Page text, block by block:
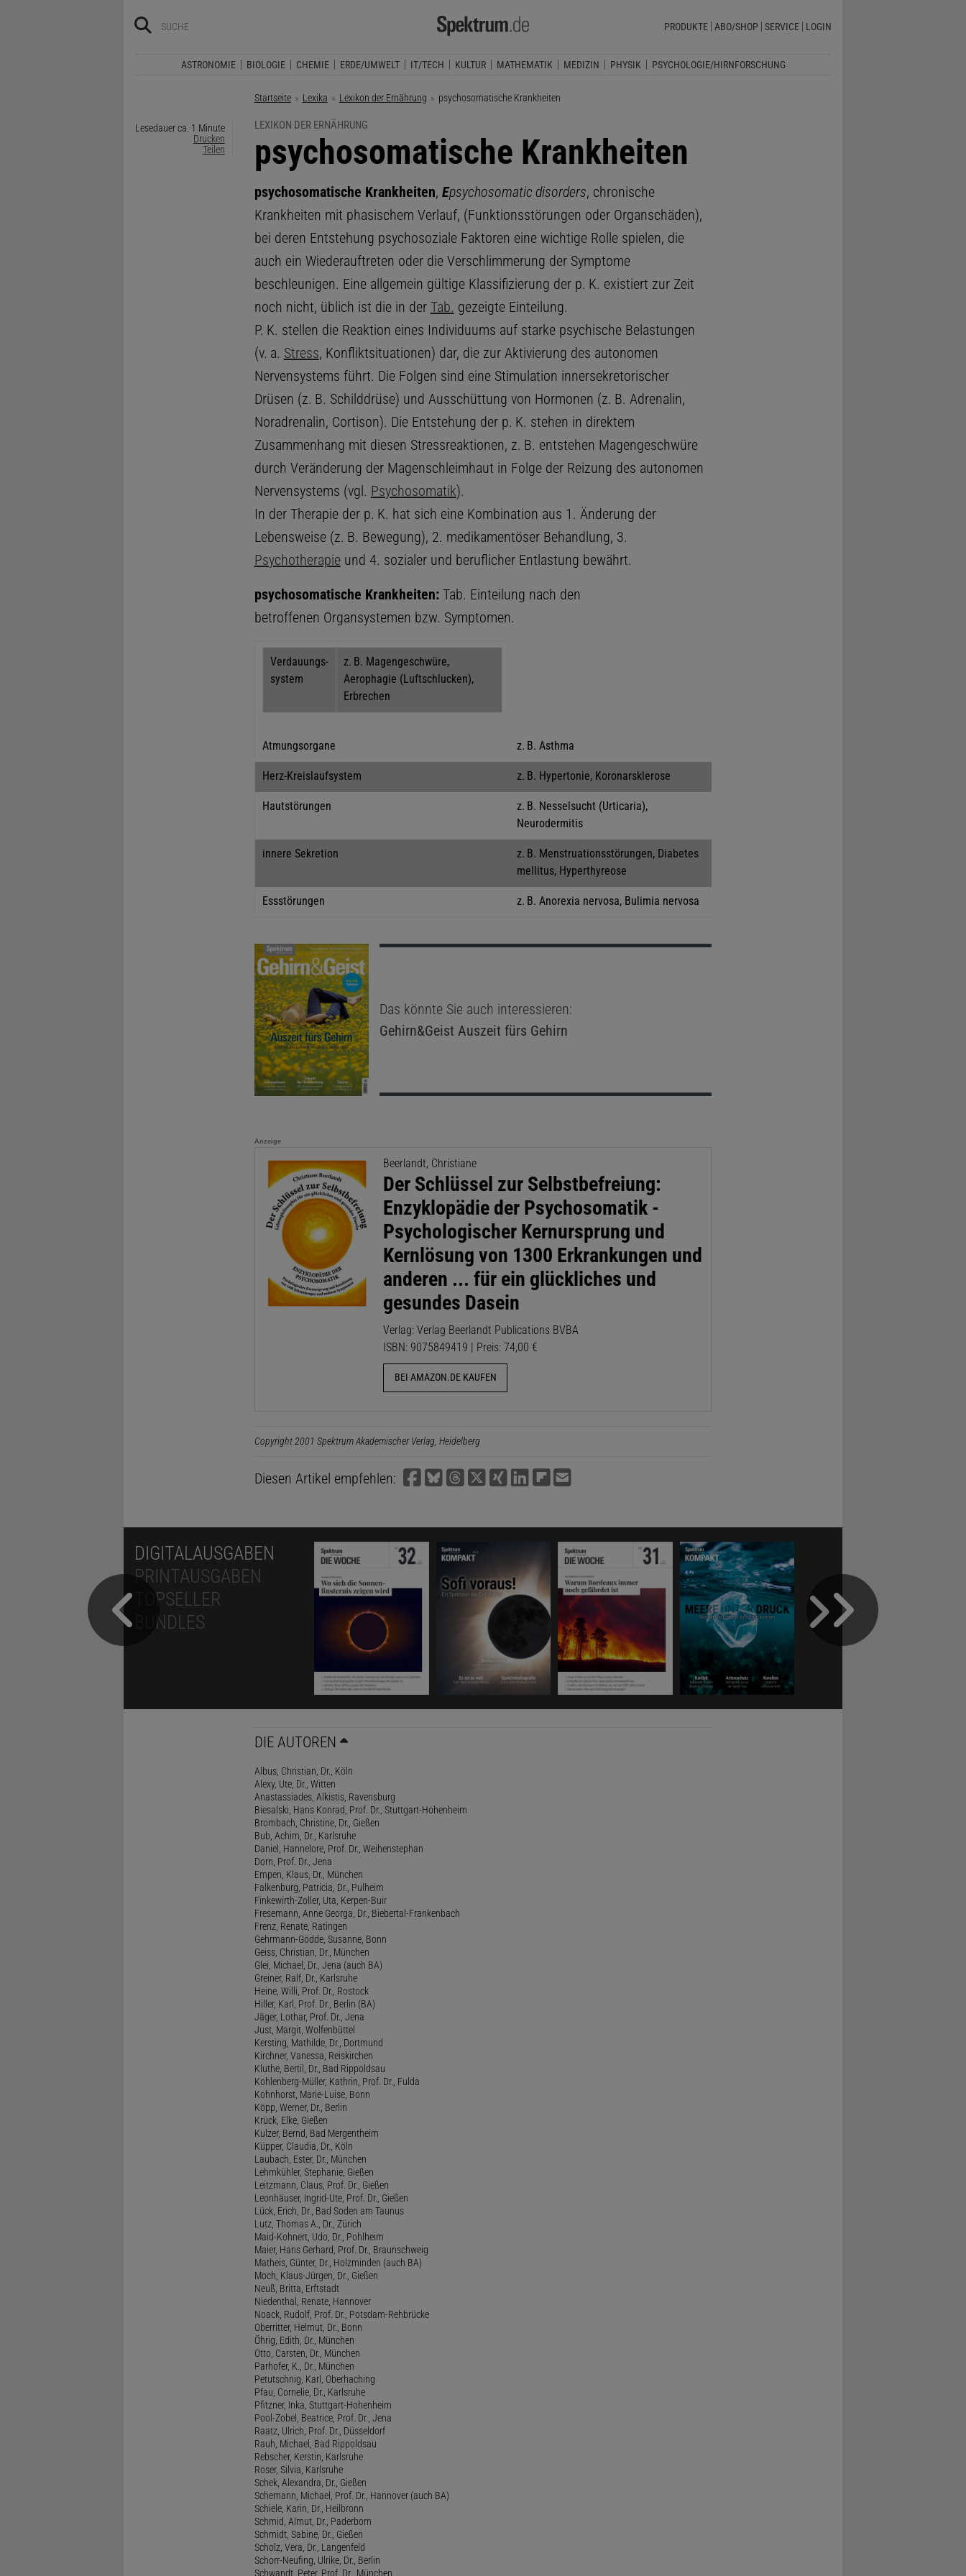
PRODUKTE ABO/SHOP SERVICE LOGIN
ASTRONOMIE BIOLOGIE CHEMIE ERDE/UMWELT IT/TECH KULTUR MATHEMATIK MEDIZIN PHYSIK PSYCHOLOGIE/HIRNFORSCHUNG
Startseite Lexika Lexikon der Ernährung Aktuelle Seite:
psychosomatische Krankheiten
Lesedauer ca. 1 Minute
Drucken
Teilen
LEXIKON DER ERNÄHRUNG
:
psychosomatische Krankheiten
psychosomatische Krankheiten, Epsychosomatic disorders, chronische
Krankheiten mit phasischem Verlauf, (Funktionsstörungen oder Organschäden),
bei deren Entstehung psychosoziale Faktoren eine wichtige Rolle spielen, die
auch ein Wiederauftreten oder die Verschlimmerung der Symptome
beschleunigen. Eine allgemein gültige Klassifizierung der p. K. existiert zur Zeit
noch nicht, üblich ist die in der Tab. gezeigte Einteilung.
P. K. stellen die Reaktion eines Individuums auf starke psychische Belastungen
(v. a. Stress, Konfliktsituationen) dar, die zur Aktivierung des autonomen
Nervensystems führt. Die Folgen sind eine Stimulation innersekretorischer
Drüsen (z. B. Schilddrüse) und Ausschüttung von Hormonen (z. B. Adrenalin,
Noradrenalin, Cortison). Die Entstehung der p. K. stehen in direktem
Zusammenhang mit diesen Stressreaktionen, z. B. entstehen Magengeschwüre
durch Veränderung der Magenschleimhaut in Folge der Reizung des autonomen
Nervensystems (vgl. Psychosomatik).
In der Therapie der p. K. hat sich eine Kombination aus 1. Änderung der
Lebensweise (z. B. Bewegung), 2. medikamentöser Behandlung, 3.
Psychotherapieund 4. sozialer und beruflicher Entlastung bewährt.
psychosomatische Krankheiten: Tab. Einteilung nach den
betroffenen Organsystemen bzw. Symptomen.
Verdauungs-
system
z. B. Magengeschwüre,
Aerophagie (Luftschlucken),
Erbrechen
Atmungsorgane z. B. Asthma
Herz-Kreislaufsystem z. B. Hypertonie, Koronarsklerose
Hautstörungen
z. B. Nesselsucht (Urticaria),
Neurodermitis
innere Sekretion
z. B. Menstruationsstörungen, Diabetes
mellitus, Hyperthyreose
Essstörungen z. B. Anorexia nervosa, Bulimia nervosa
Das könnte Sie auch interessieren:
Gehirn&Geist Auszeit fürs Gehirn
Anzeige
Beerlandt, Christiane
Der Schlüssel zur Selbstbefreiung:
Enzyklopädie der Psychosomatik -
Psychologischer Kernursprung und
Kernlösung von 1300 Erkrankungen und
anderen ... für ein glückliches und
gesundes Dasein
Verlag: Verlag Beerlandt Publications BVBA
ISBN: 9075849419 | Preis: 74,00 €
BEI AMAZON.DE KAUFEN
Copyright 2001 Spektrum Akademischer Verlag, Heidelberg
Diesen Artikel empfehlen:
DIGITALAUSGABEN
PRINTAUSGABEN
TOPSELLER
BUNDLES
DIE AUTOREN
Albus, Christian, Dr., Köln
Alexy, Ute, Dr., Witten
Anastassiades, Alkistis, Ravensburg
Biesalski, Hans Konrad, Prof. Dr., Stuttgart-Hohenheim
Brombach, Christine, Dr., Gießen
Bub, Achim, Dr., Karlsruhe
Daniel, Hannelore, Prof. Dr., Weihenstephan
Dorn, Prof. Dr., Jena
Empen, Klaus, Dr., München
Falkenburg, Patricia, Dr., Pulheim
Finkewirth-Zoller, Uta, Kerpen-Buir
Fresemann, Anne Georga, Dr., Biebertal-Frankenbach
Frenz, Renate, Ratingen
Gehrmann-Gödde, Susanne, Bonn
Geiss, Christian, Dr., München
Glei, Michael, Dr., Jena (auch BA)
Greiner, Ralf, Dr., Karlsruhe
Heine, Willi, Prof. Dr., Rostock
Hiller, Karl, Prof. Dr., Berlin (BA)
Jäger, Lothar, Prof. Dr., Jena
Just, Margit, Wolfenbüttel
Kersting, Mathilde, Dr., Dortmund
Kirchner, Vanessa, Reiskirchen
Kluthe, Bertil, Dr., Bad Rippoldsau
Kohlenberg-Müller, Kathrin, Prof. Dr., Fulda
Kohnhorst, Marie-Luise, Bonn
Köpp, Werner, Dr., Berlin
Krück, Elke, Gießen
Kulzer, Bernd, Bad Mergentheim
Küpper, Claudia, Dr., Köln
Laubach, Ester, Dr., München
Lehmkühler, Stephanie, Gießen
Leitzmann, Claus, Prof. Dr., Gießen
Leonhäuser, Ingrid-Ute, Prof. Dr., Gießen
Lück, Erich, Dr., Bad Soden am Taunus
Lutz, Thomas A., Dr., Zürich
Maid-Kohnert, Udo, Dr., Pohlheim
Maier, Hans Gerhard, Prof. Dr., Braunschweig
Matheis, Günter, Dr., Holzminden (auch BA)
Moch, Klaus-Jürgen, Dr., Gießen
Neuß, Britta, Erftstadt
Niedenthal, Renate, Hannover
Noack, Rudolf, Prof. Dr., Potsdam-Rehbrücke
Oberritter, Helmut, Dr., Bonn
Öhrig, Edith, Dr., München
Otto, Carsten, Dr., München
Parhofer, K., Dr., München
Petutschnig, Karl, Oberhaching
Pfau, Cornelie, Dr., Karlsruhe
Pfitzner, Inka, Stuttgart-Hohenheim
Pool-Zobel, Beatrice, Prof. Dr., Jena
Raatz, Ulrich, Prof. Dr., Düsseldorf
Rauh, Michael, Bad Rippoldsau
Rebscher, Kerstin, Karlsruhe
Roser, Silvia, Karlsruhe
Schek, Alexandra, Dr., Gießen
Schemann, Michael, Prof. Dr., Hannover (auch BA)
Schiele, Karin, Dr., Heilbronn
Schmid, Almut, Dr., Paderborn
Schmidt, Sabine, Dr., Gießen
Scholz, Vera, Dr., Langenfeld
Schorr-Neufing, Ulrike, Dr., Berlin
Schwandt, Peter, Prof. Dr., München